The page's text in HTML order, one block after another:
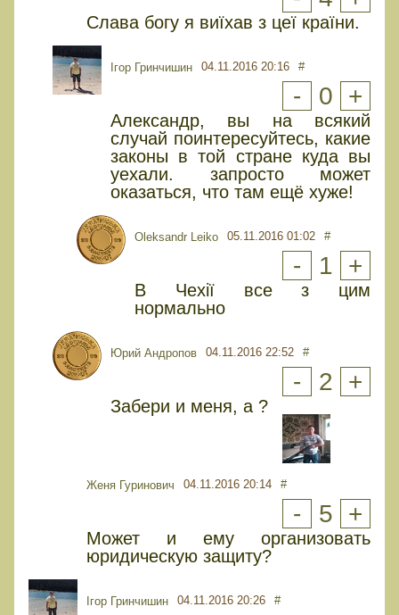
Слава богу я виїхав з цеї країни.
Ігор Гринчишин 04.11.2016 20:16 #
- 0 +
Александр, вы на всякий
случай поинтересуйтесь, какие
законы в той стране куда вы
уехали. запросто может
оказаться, что там ещё хуже!
Oleksandr Leiko 05.11.2016 01:02 #
- 1 +
В Чехії все з цим
нормально
Юрий Андропов 04.11.2016 22:52 #
- 2 +
Забери и меня, а ?
Женя Гуринович 04.11.2016 20:14 #
- 5 +
Может и ему организовать
юридическую защиту?
Ігор Гринчишин 04.11.2016 20:26 #